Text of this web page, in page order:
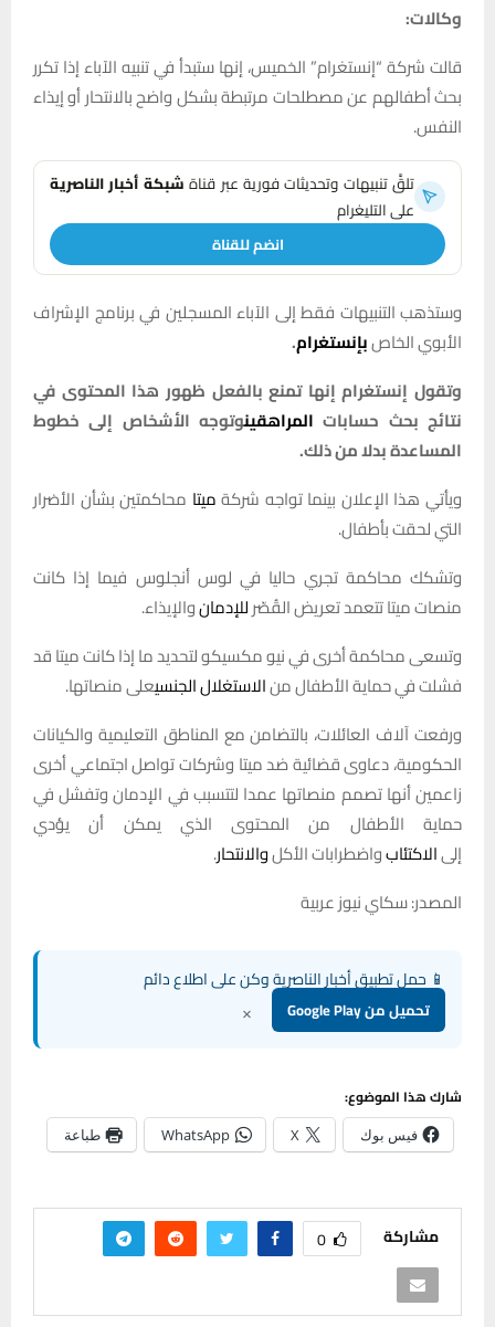
وكالات:
قالت شركة “إنستغرام” الخميس، إنها ستبدأ في تنبيه الآباء إذا تكرر
بحث أطفالهم عن مصطلحات مرتبطة بشكل واضح بالانتحار أو إيذاء
النفس.
تلقَّ تنبيهات وتحديثات فورية عبر قناةشبكة أخبار الناصرية
على التليغرام
انضم للقناة
وستذهب التنبيهات فقط إلى الآباء المسجلين في برنامج الإشراف
الأبوي الخاصبإنستغرام.
وتقول إنستغرام إنها تمنع بالفعل ظهور هذا المحتوى في
نتائج بحث حسابات المراهقينوتوجه الأشخاص إلى خطوط
المساعدة بدلا من ذلك.
ويأتي هذا الإعلان بينما تواجه شركةميتا محاكمتين بشأن الأضرار
التي لحقت بأطفال.
وتشكك محاكمة تجري حاليا في لوس أنجلوس فيما إذا كانت
منصات ميتا تتعمد تعريض القُصّرللإدمانوالإيذاء.
وتسعى محاكمة أخرى في نيو مكسيكو لتحديد ما إذا كانت ميتا قد
فشلت في حماية الأطفال منالاستغلال الجنسيعلى منصاتها.
ورفعت آلاف العائلات، بالتضامن مع المناطق التعليمية والكيانات
الحكومية، دعاوى قضائية ضد ميتا وشركات تواصل اجتماعي أخرى
زاعمين أنها تصمم منصاتها عمدا لتتسبب في الإدمان وتفشل في
حماية الأطفال من المحتوى الذي يمكن أن يؤدي
إلىالاكتئابواضطرابات الأكلوالانتحار.
المصدر: سكاي نيوز عربية
📱 حمل تطبيق أخبار الناصرية وكن على اطلاع دائم
تحميل من Google Play ×
شارك هذا الموضوع:
فيس بوك X
WhatsApp طباعة
مشاركة 0